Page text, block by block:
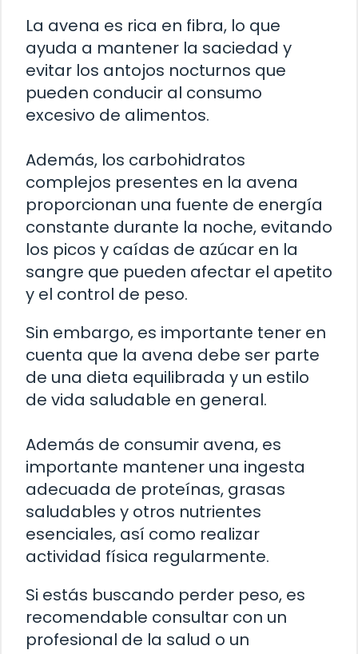
La avena es rica en fibra, lo que
ayuda a mantener la saciedad y
evitar los antojos nocturnos que
pueden conducir al consumo
excesivo de alimentos.
Además, los carbohidratos
complejos presentes en la avena
proporcionan una fuente de energía
constante durante la noche, evitando
los picos y caídas de azúcar en la
sangre que pueden afectar el apetito
y el control de peso.
Sin embargo, es importante tener en
cuenta que la avena debe ser parte
de una dieta equilibrada y un estilo
de vida saludable en general.
Además de consumir avena, es
importante mantener una ingesta
adecuada de proteínas, grasas
saludables y otros nutrientes
esenciales, así como realizar
actividad física regularmente.
Si estás buscando perder peso, es
recomendable consultar con un
profesional de la salud o un